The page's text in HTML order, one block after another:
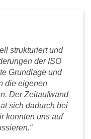
strukturiert und
der ISO
Grundlage und
die eigenen
Der Zeitaufwand
sich dadurch bei
konnten uns auf